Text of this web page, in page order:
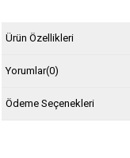
Ürün Özellikleri
Yorumlar(0)
Ödeme Seçenekleri